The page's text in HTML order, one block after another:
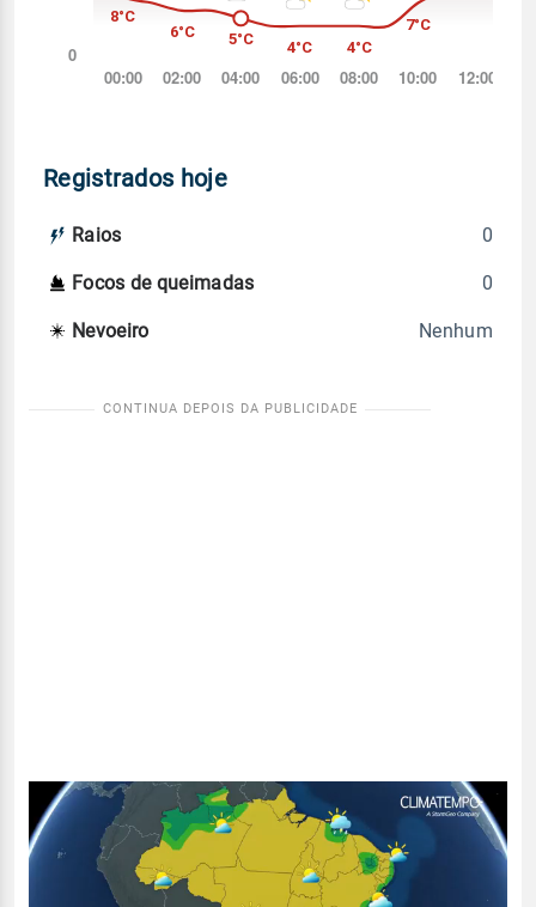
Registrados hoje
Raios 0
Focos de queimadas 0
Nevoeiro Nenhum